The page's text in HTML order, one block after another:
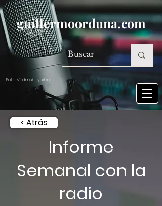
guillermoorduna.com
Foto: Vadim Artyukhin
< Atrás
Informe
Semanal con la
radio